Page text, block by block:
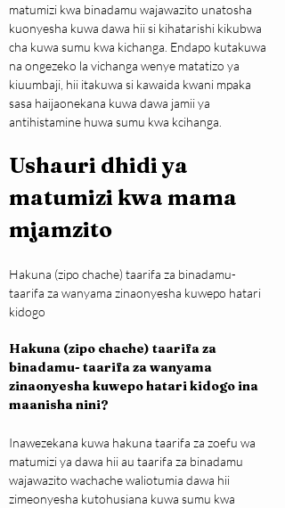
matumizi kwa binadamu wajawazito unatosha
kuonyesha kuwa dawa hii si kihatarishi kikubwa
cha kuwa sumu kwa kichanga. Endapo kutakuwa
na ongezeko la vichanga wenye matatizo ya
kiuumbaji, hii itakuwa si kawaida kwani mpaka
sasa haijaonekana kuwa dawa jamii ya
antihistamine huwa sumu kwa kcihanga.
Ushauri dhidi ya
matumizi kwa mama
mjamzito
Hakuna (zipo chache) taarifa za binadamu-
taarifa za wanyama zinaonyesha kuwepo hatari
kidogo
Hakuna (zipo chache) taarifa za
binadamu- taarifa za wanyama
zinaonyesha kuwepo hatari kidogo ina
maanisha nini?
Inawezekana kuwa hakuna taarifa za zoefu wa
matumizi ya dawa hii au taarifa za binadamu
wajawazito wachache waliotumia dawa hii
zimeonyesha kutohusiana kuwa sumu kwa